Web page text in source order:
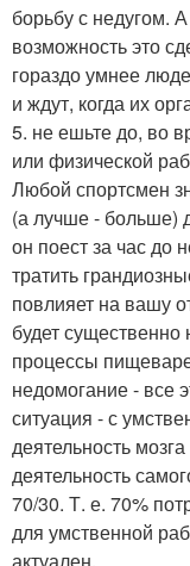
борьбу с недугом.
возможность это
гораздо умнее
и ждут, когда их
5. не ешьте до, во
или физической
Любой спортсмен
(а лучше - больше)
он поест за час до
тратить
повлияет на вашу
будет
процессы
недомогание - все
ситуация - с
деятельность
деятельность
70/30. Т. е. 70%
для умственной